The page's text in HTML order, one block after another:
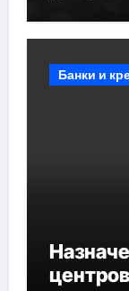
Банки и